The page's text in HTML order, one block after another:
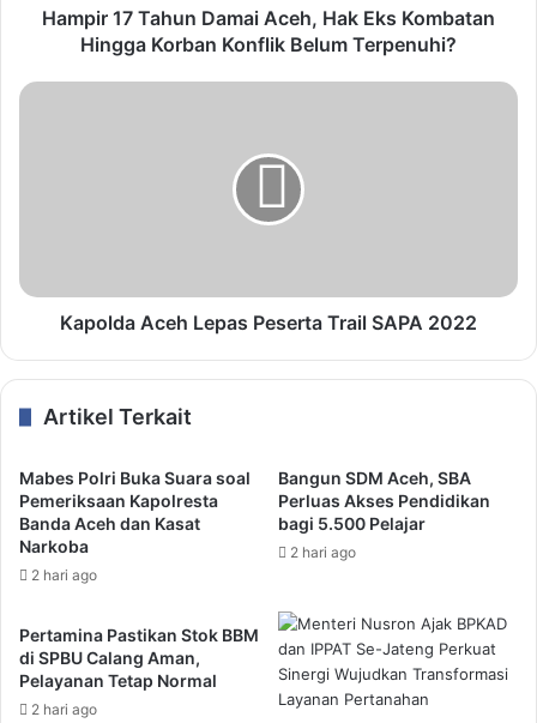
Hampir 17 Tahun Damai Aceh, Hak Eks Kombatan
Hingga Korban Konflik Belum Terpenuhi?
Kapolda Aceh Lepas Peserta Trail SAPA 2022
Artikel Terkait
Mabes Polri Buka Suara soal
Pemeriksaan Kapolresta
Banda Aceh dan Kasat
Narkoba
2 hari ago
Bangun SDM Aceh, SBA
Perluas Akses Pendidikan
bagi 5.500 Pelajar
2 hari ago
Pertamina Pastikan Stok BBM
di SPBU Calang Aman,
Pelayanan Tetap Normal
2 hari ago